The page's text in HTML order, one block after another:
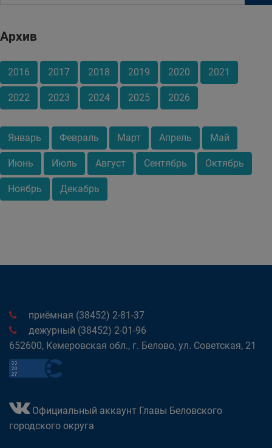
Архив
2016 2017 2018 2019 2020 2021
2022 2023 2024 2025 2026
Январь Февраль Март Апрель Май
Июнь Июль Август Сентябрь Октябрь
Ноябрь Декабрь
приёмная (38452) 2-81-37
дежурный (38452) 2-01-96
652600, Кемеровская обл., г. Белово, ул. Советская, 21
Официальный аккаунт Главы Беловского
городского округа